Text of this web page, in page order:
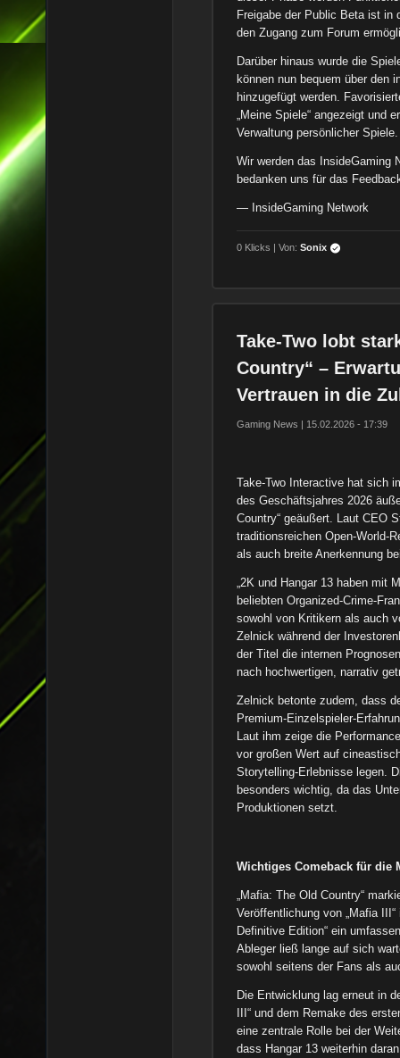
Freigabe der Public Beta ist in
den Zugang zum Forum
Darüber hinaus wurde die
können nun bequem über den
hinzugefügt werden.
„Meine Spiele“ angezeigt und
Verwaltung persönlicher Spiele.
Wir werden das InsideGaming
bedanken uns für das
— InsideGaming Network
0 Klicks | Von:Sonix
Take-Two lobt
Country“ –
Vertrauen in die
Gaming News | 15.02.2026 - 17:39
Take-Two Interactive hat sich
des Geschäftsjahres 2026
Country“ geäußert. Laut CEO
traditionsreichen Open-World-
als auch breite Anerkennung
„2K und Hangar 13 haben mit
beliebten Organized-Crime-
sowohl von Kritikern als auch
Zelnick während der
der Titel die internen
nach hochwertigen, narrativ
Zelnick betonte zudem, dass
Premium-Einzelspieler-
Laut ihm zeige die
vor großen Wert auf
Storytelling-Erlebnisse legen.
besonders wichtig, da das
Produktionen setzt.
Wichtiges Comeback für die
„Mafia: The Old Country“
Veröffentlichung von „Mafia
Definitive Edition“ ein
Ableger ließ lange auf sich
sowohl seitens der Fans als
Die Entwicklung lag erneut in
III“ und dem Remake des
eine zentrale Rolle bei der
dass Hangar 13 weiterhin